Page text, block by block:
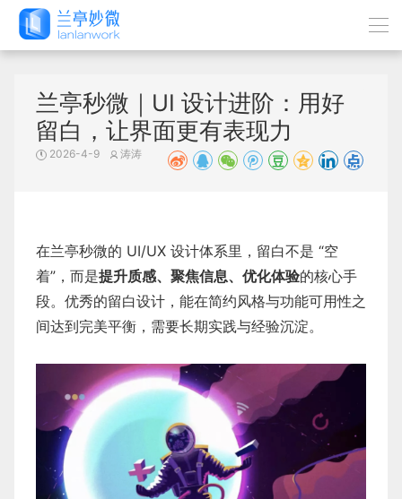
兰亭秒微｜UI 设计进阶：用好
留白，让界面更有表现力
2026-4-9 涛涛
在兰亭秒微的 UI/UX 设计体系里，留白不是 “空
着”，而是提升质感、聚焦信息、优化体验的核心手
段。优秀的留白设计，能在简约风格与功能可用性之
间达到完美平衡，需要长期实践与经验沉淀。